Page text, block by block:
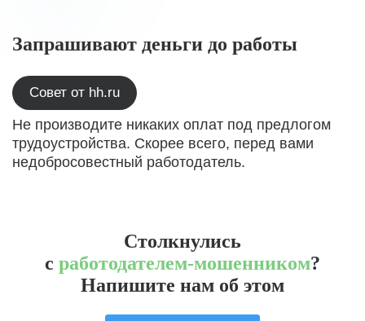
Запрашивают деньги до работы
Совет от hh.ru
Не производите никаких оплат под предлогом
трудоустройства. Скорее всего, перед вами
недобросовестный работодатель.
Столкнулись
с работодателем-мошенником?
Напишите нам об этом